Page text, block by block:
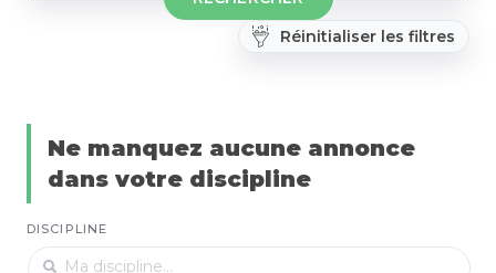
Réinitialiser les filtres
Ne manquez aucune annonce
dans votre discipline
DISCIPLINE